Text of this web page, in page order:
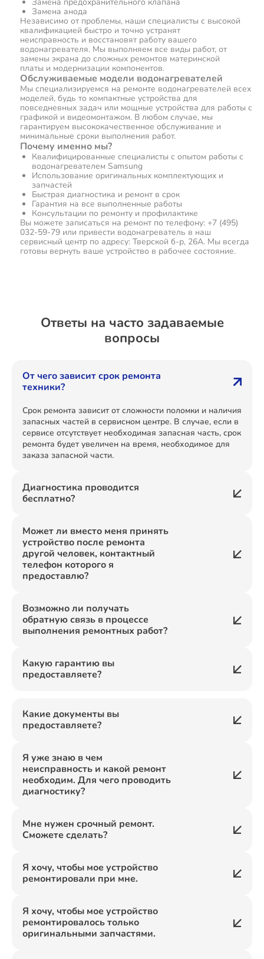
Замена анода
Независимо от проблемы, наши специалисты с высокой
квалификацией быстро и точно устранят
неисправность и восстановят работу вашего
водонагревателя. Мы выполняем все виды работ, от
замены экрана до сложных ремонтов материнской
платы и модернизации компонентов.
Обслуживаемые модели водонагревателей
Мы специализируемся на ремонте водонагревателей всех
моделей, будь то компактные устройства для
повседневных задач или мощные устройства для работы с
графикой и видеомонтажом. В любом случае, мы
гарантируем высококачественное обслуживание и
минимальные сроки выполнения работ.
Почему именно мы?
Квалифицированные специалисты с опытом работы с
водонагревателем Samsung
Использование оригинальных комплектующих и
запчастей
Быстрая диагностика и ремонт в срок
Гарантия на все выполненные работы
Консультации по ремонту и профилактике
Вы можете записаться на ремонт по телефону: +7 (495)
032-59-79 или привести водонагреватель в наш
сервисный центр по адресу: Тверской б-р, 26А. Мы всегда
готовы вернуть ваше устройство в рабочее состояние.
Ответы на часто задаваемые
вопросы
От чего зависит срок ремонта
техники?
Срок ремонта зависит от сложности поломки и наличия
запасных частей в сервисном центре. В случае, если в
сервисе отсутствует необходимая запасная часть, срок
ремонта будет увеличен на время, необходимое для
заказа запасной части.
Диагностика проводится
бесплатно?
Может ли вместо меня принять
устройство после ремонта
другой человек, контактный
телефон которого я
предоставлю?
Возможно ли получать
обратную связь в процессе
выполнения ремонтных работ?
Какую гарантию вы
предоставляете?
Какие документы вы
предоставляете?
Я уже знаю в чем
неисправность и какой ремонт
необходим. Для чего проводить
диагностику?
Мне нужен срочный ремонт.
Сможете сделать?
Я хочу, чтобы мое устройство
ремонтировали при мне.
Я хочу, чтобы мое устройство
ремонтировалось только
оригинальными запчастями.